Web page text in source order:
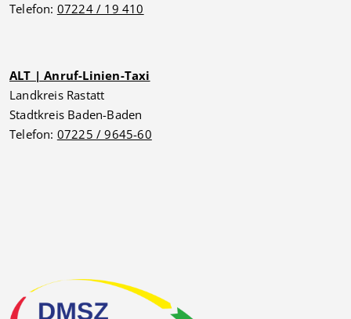
Telefon: 07224 / 19 410
ALT | Anruf-Linien-Taxi
Landkreis Rastatt
Stadtkreis Baden-Baden
Telefon: 07225 / 9645-60